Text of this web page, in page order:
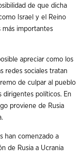
de que dicha
Israel y el Reino
más importantes
apreciar como los
redes sociales tratan
de culpar al pueblo
dirigentes políticos. En
proviene de Rusia
han comenzado a
de Rusia a Ucrania